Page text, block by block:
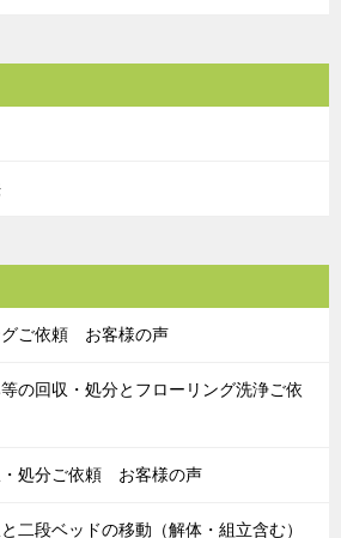
グご依頼 お客様の声
の回収・処分とフローリング洗浄ご依
・処分ご依頼 お客様の声
二段ベッドの移動（解体・組立含む）